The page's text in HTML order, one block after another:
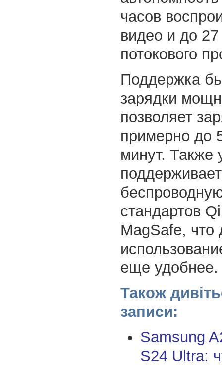
часов
видео и до 27
потокового
Поддержка
зарядки
позволяет
примерно до
минут. Также
поддерживает
стандартов
MagSafe, что
еще удобнее.
Також
записи:
Samsung
S24 Ultra: